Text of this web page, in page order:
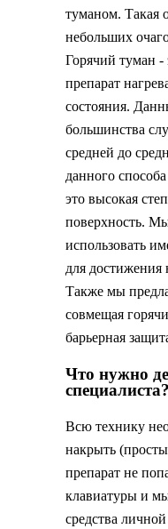
туманом. Такая
небольших
Горячий туман -
препарат
состояния.
большинства
средней до
данного
это высокая
поверхность.
использовать
для достижения
Также мы
совмещая
барьерная
Что нужно
специалиста?
Всю технику
накрыть
препарат не
клавиатуры и
средства